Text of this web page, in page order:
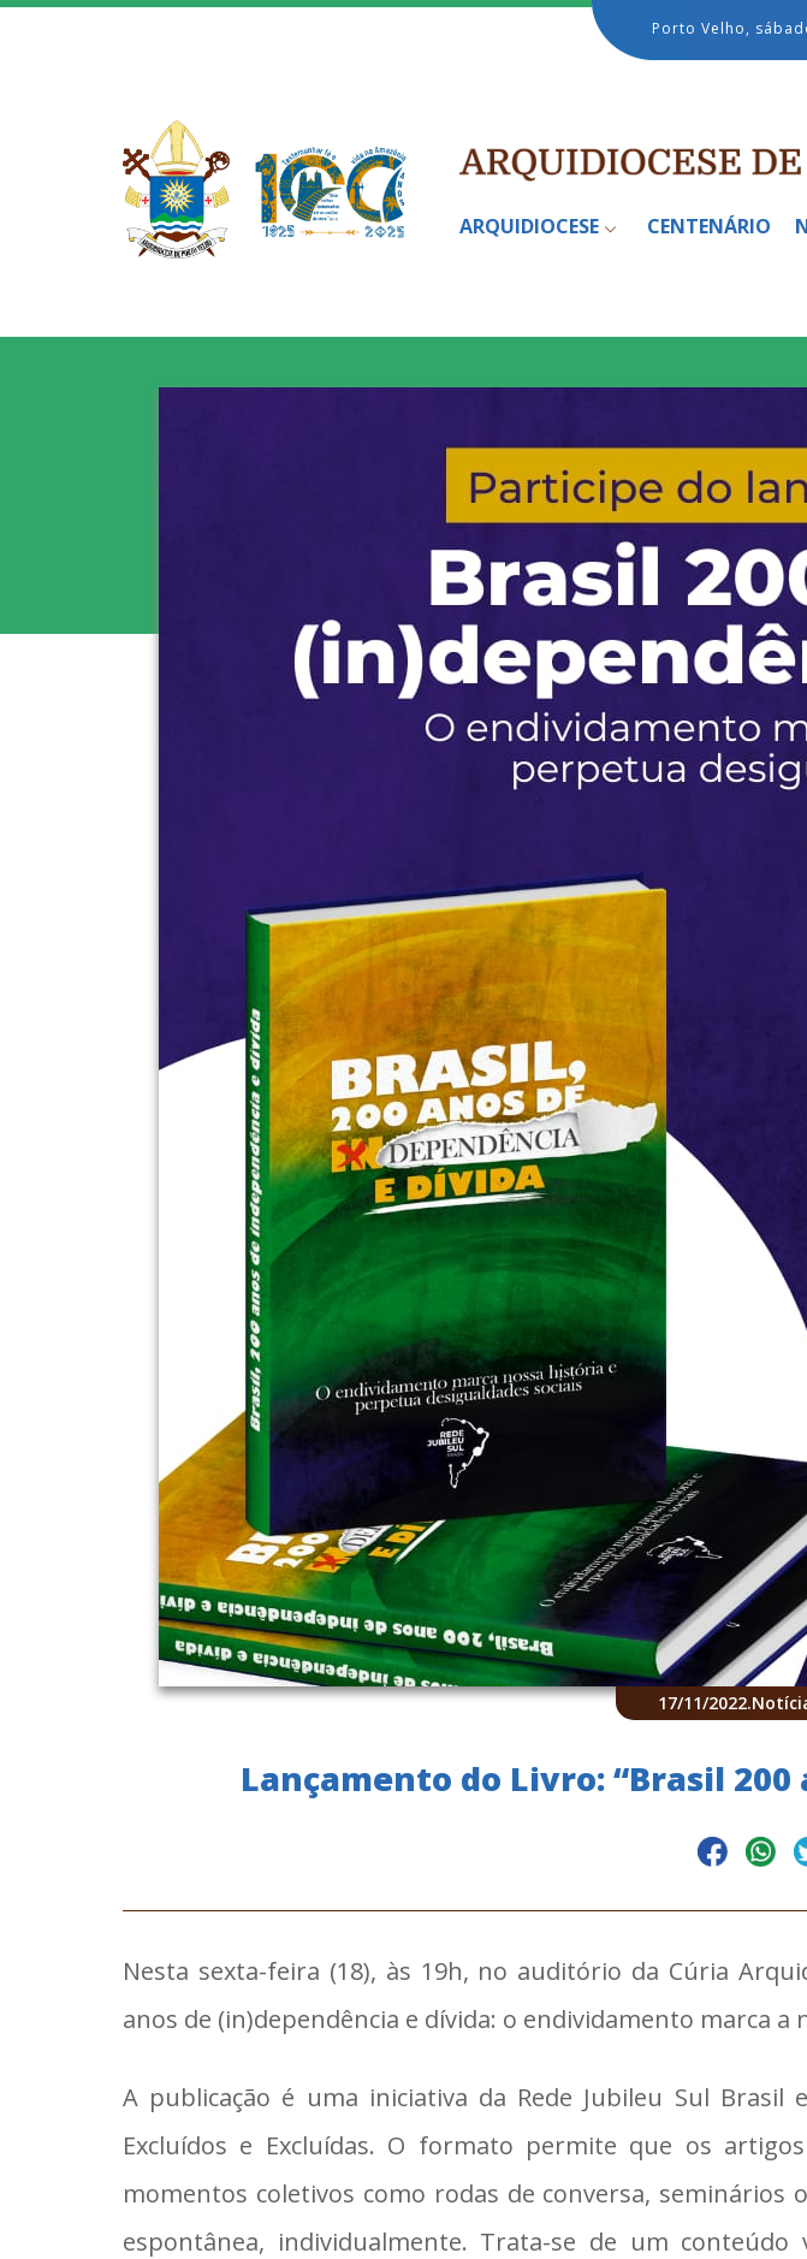
Porto Velho,
ARQUIDIOCESE CENTENÁRIO
17/11/2022.
Lançamento do Livro: “Brasil
Nesta sexta-feira (18), às 19h, no auditório da Cúria
anos de (in)dependência e dívida: o endividamento marca
A publicação é uma iniciativa da Rede Jubileu Sul
Excluídos e Excluídas. O formato permite que os
momentos coletivos como rodas de conversa,
espontânea, individualmente. Trata-se de um